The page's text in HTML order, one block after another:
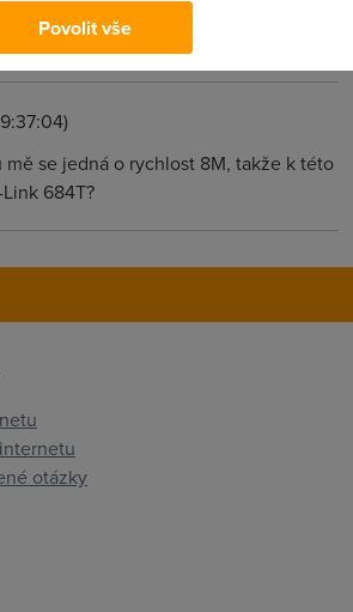
bych doporučil 662H-D3 je to
na 16MB.
mě se jedná o rychlost 8M, takže k této
684T?
otázky
Povolit vše